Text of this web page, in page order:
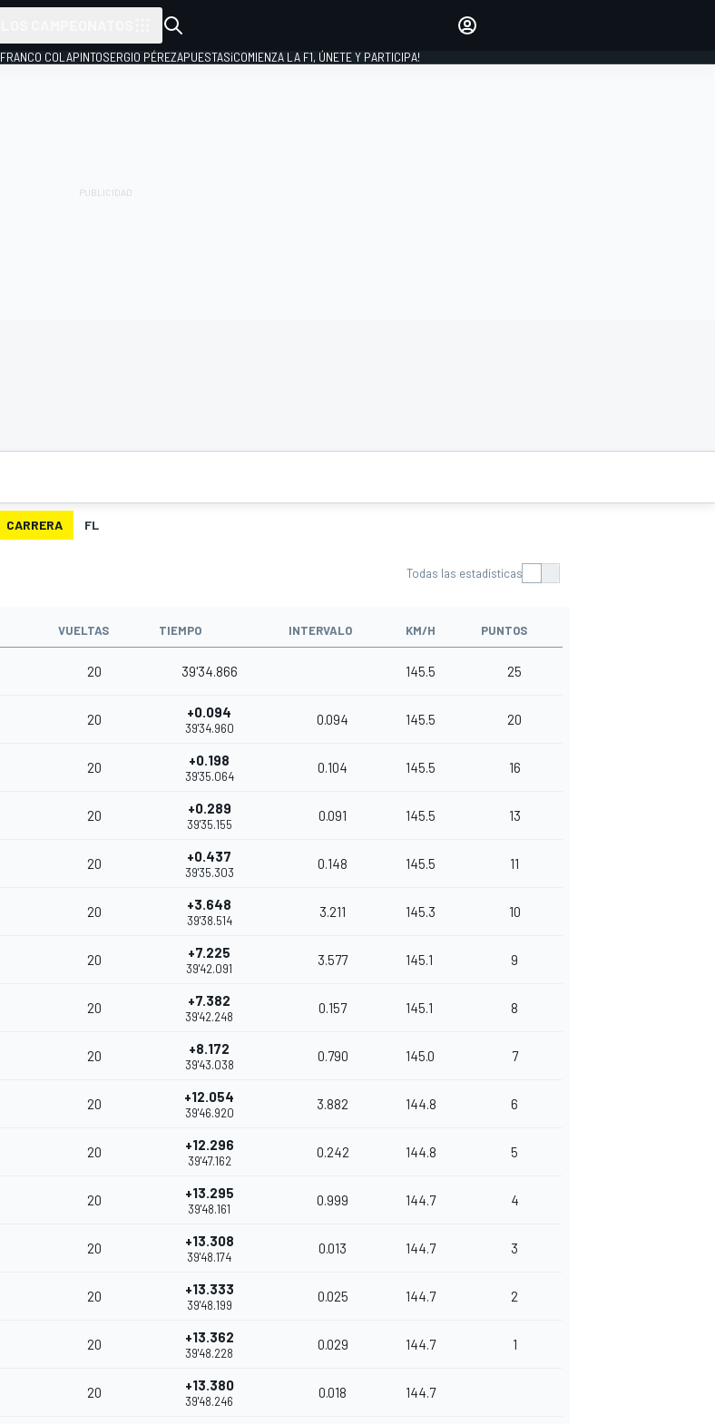
INICIAR SESIÓN
FRANCO COLAPINTOSERGIO PÉREZAPUESTAS¡COMIENZA LA F1, ÚNETE Y PARTICIPA!
CARRERA FL
Todas las estadísticas
VUELTAS TIEMPO INTERVALO KM/H PUNTOS
20 39'34.866 145.5 25
20 +0.094
39'34.960
0.094 145.5 20
20 +0.198
39'35.064
0.104 145.5 16
20 +0.289
39'35.155
0.091 145.5 13
20 +0.437
39'35.303
0.148 145.5 11
20 +3.648
39'38.514
3.211 145.3 10
20 +7.225
39'42.091
3.577 145.1 9
20 +7.382
39'42.248
0.157 145.1 8
20 +8.172
39'43.038
0.790 145.0 7
20 +12.054
39'46.920
3.882 144.8 6
20 +12.296
39'47.162
0.242 144.8 5
20 +13.295
39'48.161
0.999 144.7 4
20 +13.308
39'48.174
0.013 144.7 3
20 +13.333
39'48.199
0.025 144.7 2
20 +13.362
39'48.228
0.029 144.7 1
20 +13.380
39'48.246
0.018 144.7